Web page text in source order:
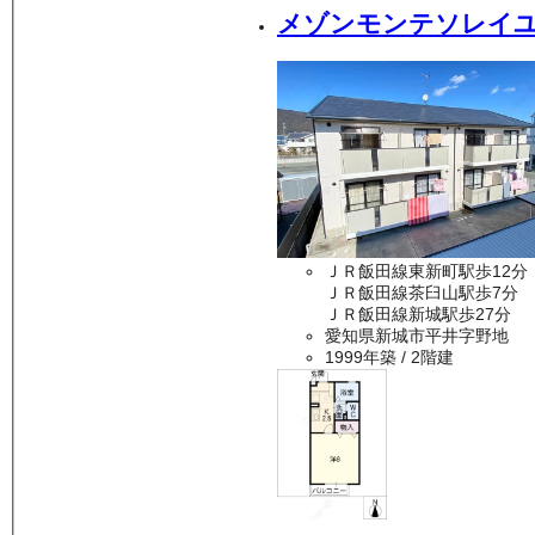
メゾンモンテソレイ
ＪＲ飯田線東新町駅歩12分
ＪＲ飯田線茶臼山駅歩7分
ＪＲ飯田線新城駅歩27分
愛知県新城市平井字野地
1999年築 / 2階建